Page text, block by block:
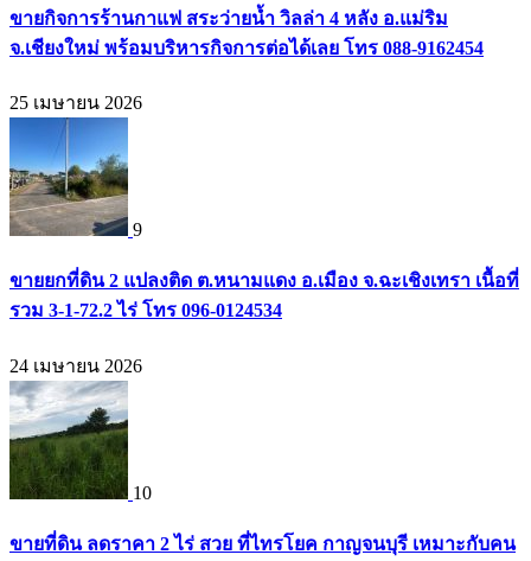
ขายกิจการร้านกาแฟ สระว่ายน้ำ วิลล่า 4 หลัง อ.แม่ริม
จ.เชียงใหม่ พร้อมบริหารกิจการต่อได้เลย โทร 088-9162454
25 เมษายน 2026
9
ขายยกที่ดิน 2 แปลงติด ต.หนามแดง อ.เมือง จ.ฉะเชิงเทรา เนื้อที่
รวม 3-1-72.2 ไร่ โทร 096-0124534
24 เมษายน 2026
10
ขายที่ดิน ลดราคา 2 ไร่ สวย ที่ไทรโยค กาญจนบุรี เหมาะกับคน